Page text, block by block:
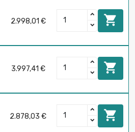
2.998,01 € 
3.997,41 € 
2.878,03 € 